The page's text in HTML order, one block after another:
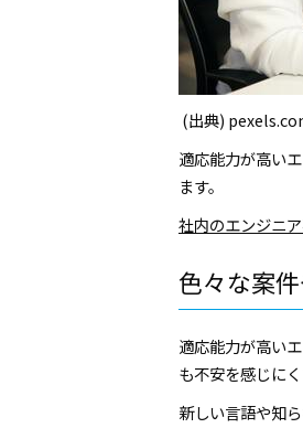
(出典)
適応能力が高い
ます。
社内のエンジニ
色々な案
適応能力が高い
も不安を感じに
新しい言語や知